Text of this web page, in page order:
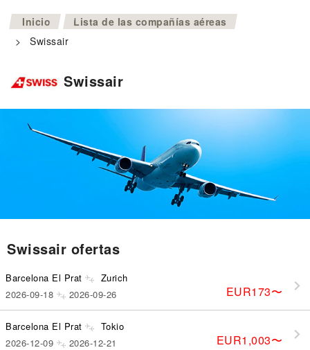
Inicio >
Lista de las compañías aéreas
>
Swissair
Swissair
Swissair ofertas
Barcelona El Prat Zurich
EUR173〜
2026-09-18 2026-09-26
Barcelona El Prat Tokio
EUR1,003〜
2026-12-09 2026-12-21